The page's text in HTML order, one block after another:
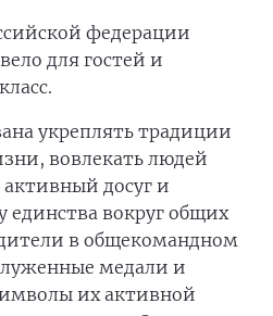
федерации
для гостей и
укреплять традиции
вовлекать людей
досуг и
единства вокруг общих
в общекомандном
медали и
их активной